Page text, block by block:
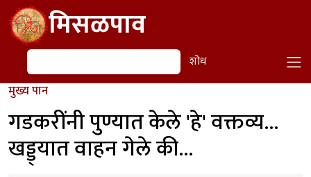
Skip to main contentमिसळपाव
शोध शोध
मुख्य पान
गडकरींनी पुण्यात केले 'हे' वक्तव्य...
खड्ड्यात वाहन गेले की...